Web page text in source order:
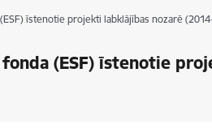
īstenotie projekti labklājības nozarē
(ESF) īstenotie